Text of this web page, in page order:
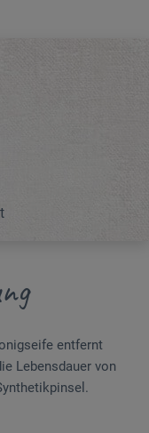
entfernt
Lebensdauer von